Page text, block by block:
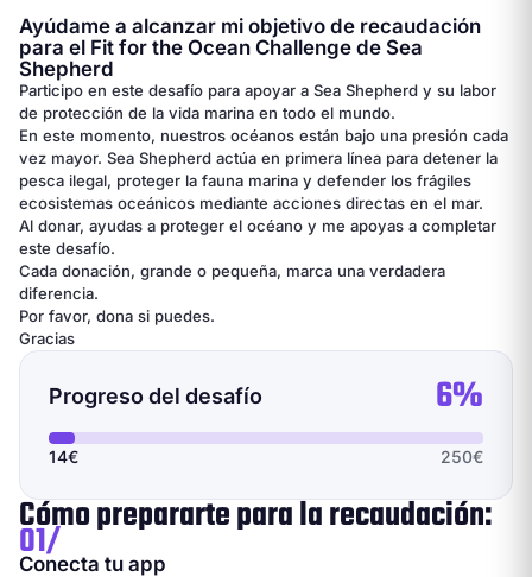
Ayúdame a alcanzar mi objetivo de recaudación
para el Fit for the Ocean Challenge de Sea
Shepherd
Participo en este desafío para apoyar a Sea Shepherd y su labor
de protección de la vida marina en todo el mundo.
En este momento, nuestros océanos están bajo una presión cada
vez mayor. Sea Shepherd actúa en primera línea para detener la
pesca ilegal, proteger la fauna marina y defender los frágiles
ecosistemas oceánicos mediante acciones directas en el mar.
Al donar, ayudas a proteger el océano y me apoyas a completar
este desafío.
Cada donación, grande o pequeña, marca una verdadera
diferencia.
Por favor, dona si puedes.
Gracias
Progreso del desafío 6%
14€ 250€
Cómo prepararte para la recaudación:
01/
Conecta tu app